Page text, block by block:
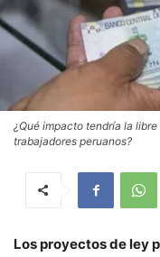
¿Qué impacto tendría la
trabajadores peruanos?
Los proyectos de ley